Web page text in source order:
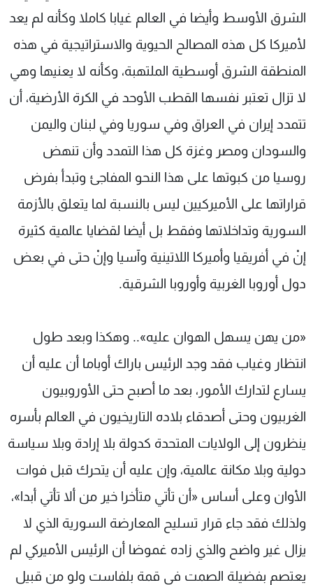
الشرق الأوسط وأيضا في العالم غيابا كاملا وكأنه لم يعد
لأميركا كل هذه المصالح الحيوية والاستراتيجية في هذه
المنطقة الشرق أوسطية الملتهبة، وكأنه لا يعنيها وهي
لا تزال تعتبر نفسها القطب الأوحد في الكرة الأرضية، أن
تتمدد إيران في العراق وفي سوريا وفي لبنان واليمن
والسودان ومصر وغزة كل هذا التمدد وأن تنهض
روسيا من كبوتها على هذا النحو المفاجئ وتبدأ بفرض
قراراتها على الأميركيين ليس بالنسبة لما يتعلق بالأزمة
السورية وتداخلاتها وفقط بل أيضا لقضايا عالمية كثيرة
إنْ في أفريقيا وأميركا اللاتينية وآسيا وإنْ حتى في بعض
دول أوروبا الغربية وأوروبا الشرقية.
«من يهن يسهل الهوان عليه».. وهكذا وبعد طول
انتظار وغياب فقد وجد الرئيس باراك أوباما أن عليه أن
يسارع لتدارك الأمور، بعد ما أصبح حتى الأوروبيون
الغربيون وحتى أصدقاء بلاده التاريخيون في العالم بأسره
ينظرون إلى الولايات المتحدة كدولة بلا إرادة وبلا سياسة
دولية وبلا مكانة عالمية، وإن عليه أن يتحرك قبل فوات
الأوان وعلى أساس «أن تأتي متأخرا خير من ألا تأتي أبدا»،
ولذلك فقد جاء قرار تسليح المعارضة السورية الذي لا
يزال غير واضح والذي زاده غموضا أن الرئيس الأميركي لم
يعتصم بفضيلة الصمت في قمة بلفاست ولو من قبيل